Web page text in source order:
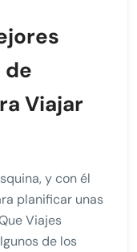
de
Viajar
y con él
planificar unas
Viajes
de los